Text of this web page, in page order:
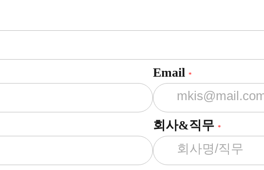
Email *
회사&직무 *